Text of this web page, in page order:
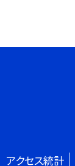
アクセス統計